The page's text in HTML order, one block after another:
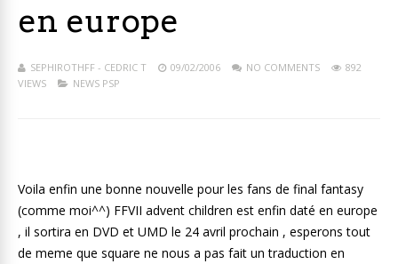
en europe
SEPHIROTHFF - CEDRIC T 09/02/2006 NO COMMENTS
892
VIEWS
NEWS PSP
Voila enfin une bonne nouvelle pour les fans de final fantasy
(comme moi^^) FFVII advent children est enfin daté en europe
, il sortira en DVD et UMD le 24 avril prochain , esperons tout
de meme que square ne nous a pas fait un traduction en